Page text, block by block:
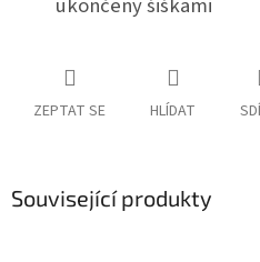
ukončeny šiškami
ZEPTAT SE HLÍDAT
Související produkty